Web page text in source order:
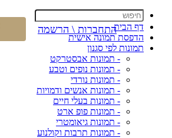
דף הבית
הדפסת תמונה אישית
תמונות לפי סגנון
- תמונות אבסטרקט
- תמונות נופים וטבע
- תמונות נורדי
- תמונות אנשים ודמויות
- תמונות בעלי חיים
- תמונות פופ ארט
- תמונות גיאומטרי
- תמונות תרבות וקולנוע
התחברות \ הרשמה